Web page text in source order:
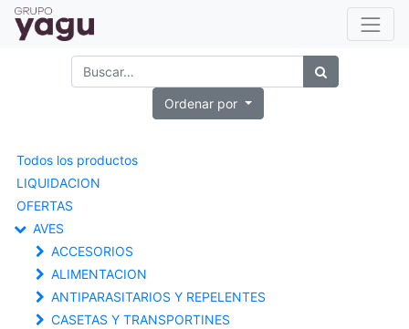
Ordenar por
Todos los productos
LIQUIDACION
OFERTAS
AVES
ACCESORIOS
ALIMENTACION
ANTIPARASITARIOS Y REPELENTES
CASETAS Y TRANSPORTINES